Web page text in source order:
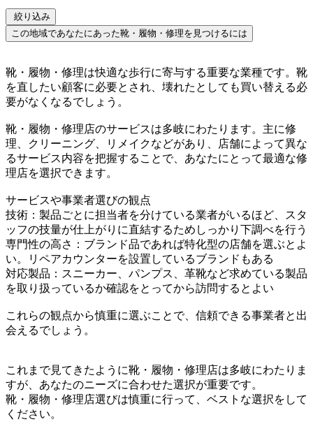
絞り込み
この地域であなたにあった靴・履物・修理を見つけるには
靴・履物・修理は快適な歩行に寄与する重要な業種です。靴
を直したい顧客に必要とされ、壊れたとしても買い替える必
要がなくなるでしょう。
靴・履物・修理店のサービスは多岐にわたります。主に修
理、クリーニング、リメイクなどがあり、店舗によって異な
るサービス内容を把握することで、あなたにとって最適な修
理店を選択できます。
サービスや事業者選びの観点
技術：製品ごとに担当者を分けている業者がいるほど、スタ
ッフの技量が仕上がりに直結するためしっかり下調べを行う
専門性の高さ：ブランド品であれば特化型の店舗を選ぶとよ
い。リペアカウンターを設置しているブランドもある
対応製品：スニーカー、パンプス、革靴など求めている製品
を取り扱っているか確認をとってから訪問するとよい
これらの観点から慎重に選ぶことで、信頼できる事業者と出
会えるでしょう。
これまで見てきたように靴・履物・修理店は多岐にわたりま
すが、あなたのニーズに合わせた選択が重要です。
靴・履物・修理店選びは慎重に行って、ベストな選択をして
ください。